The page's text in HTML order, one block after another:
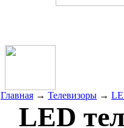
Главная → Телевизоры →
LED